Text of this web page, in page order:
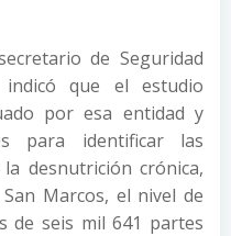
de Seguridad
que el estudio
por esa entidad y
para identificar las
desnutrición crónica,
Marcos, el nivel de
de seis mil 641 partes